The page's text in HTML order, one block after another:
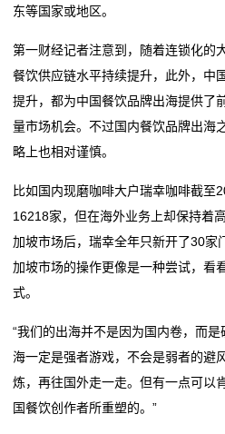
东等国家或地区。
第一财经记者注意到，随着连锁化的
餐饮供应链水平持续提升，此外，中
提升，都为中国餐饮品牌出海提供了
量市场机会。不过国内餐饮品牌出海
略上也相对谨慎。
比如国内现磨咖啡大户瑞幸咖啡截至
16218家，但在海外业务上却保持着
加坡市场后，瑞幸全年只新开了30家
加坡市场的操作更像是一种尝试，看
式。
“我们的出海并不是因为国内卷，而
海一定是强者游戏，不会是弱者的避
炼，再往国外走一走。但有一点可以
国餐饮创作者所重塑的。”